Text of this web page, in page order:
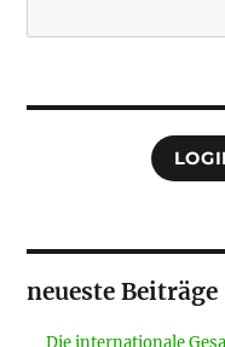
neueste Beiträge
Die internationale